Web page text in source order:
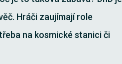
Hráči zaujímají role
na kosmické stanici či